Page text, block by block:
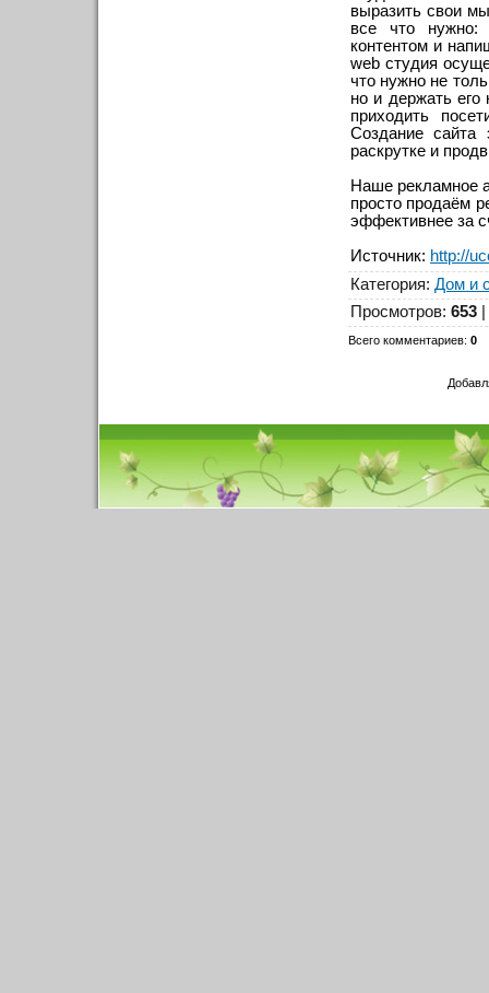
выразить свои
все что нужно:
контентом и
web студия
что нужно не
но и держать
приходить
Создание сайта
раскрутке и
Наше рекламное
просто продаём
эффективнее за
Источник: http://
Категория: Дом и
Просмотров: 653
Всего комментариев: 0